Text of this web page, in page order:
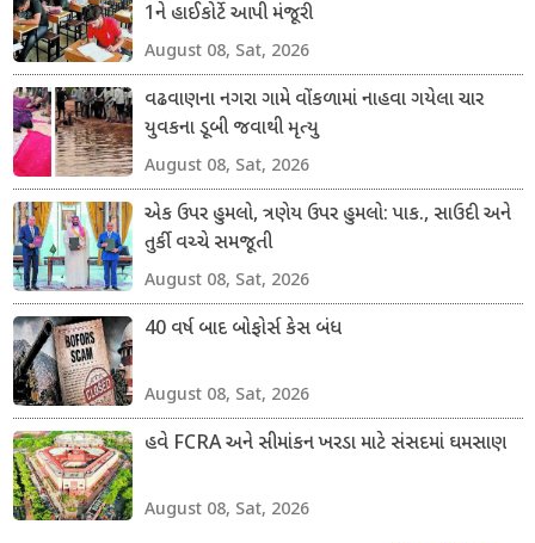
1ને હાઈકોર્ટે આપી મંજૂરી
August 08, Sat, 2026
વઢવાણના નગરા ગામે વોંકળામાં નાહવા ગયેલા ચાર
યુવકના ડૂબી જવાથી મૃત્યુ
August 08, Sat, 2026
એક ઉપર હુમલો, ત્રણેય ઉપર હુમલો: પાક., સાઉદી અને
તુર્કી વચ્ચે સમજૂતી
August 08, Sat, 2026
40 વર્ષ બાદ બોફોર્સ કેસ બંધ
August 08, Sat, 2026
હવે FCRA અને સીમાંકન ખરડા માટે સંસદમાં ઘમસાણ
August 08, Sat, 2026